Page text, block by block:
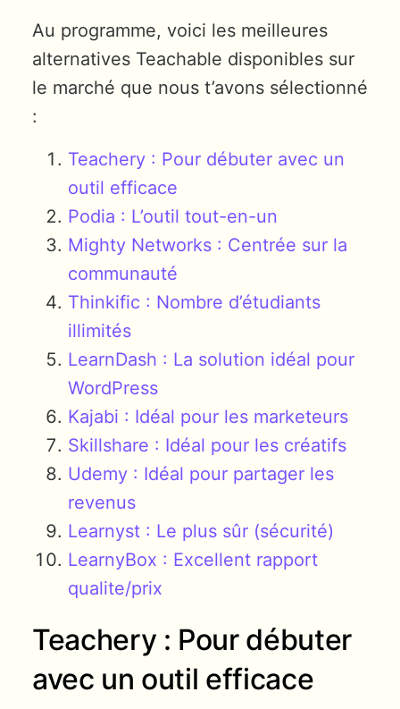
Au programme, voici les meilleures
alternatives Teachable disponibles sur
le marché que nous t’avons sélectionné
:
Teachery : Pour débuter avec un
outil efficace
Podia : L’outil tout-en-un
Mighty Networks : Centrée sur la
communauté
Thinkific : Nombre d’étudiants
illimités
LearnDash : La solution idéal pour
WordPress
Kajabi : Idéal pour les marketeurs
Skillshare : Idéal pour les créatifs
Udemy : Idéal pour partager les
revenus
Learnyst : Le plus sûr (sécurité)
LearnyBox : Excellent rapport
qualite/prix
Teachery : Pour débuter
avec un outil efficace